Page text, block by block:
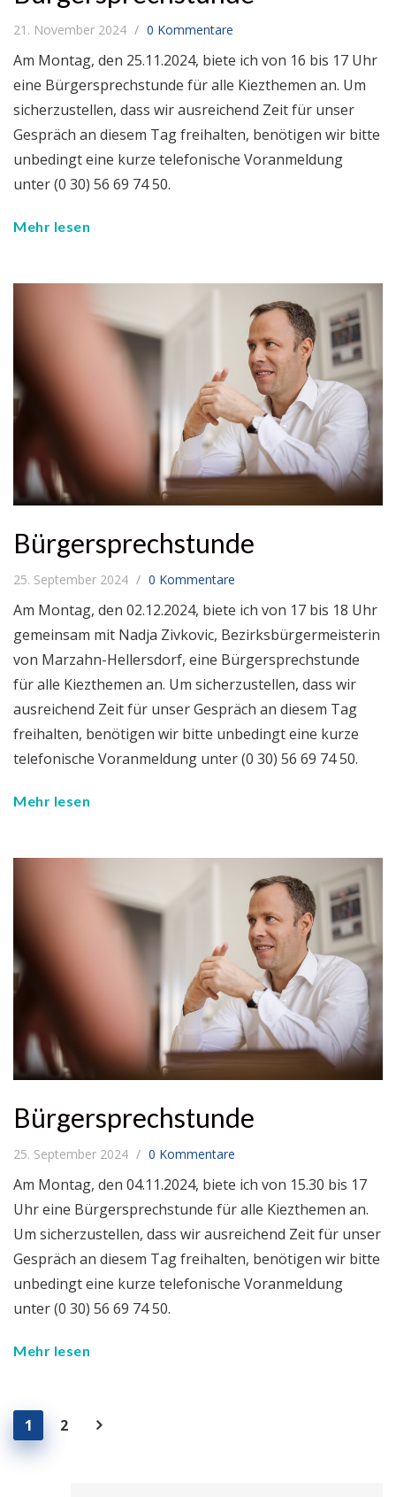
21. November 2024 0 Kommentare
Am Montag, den 25.11.2024, biete ich von 16 bis 17 Uhr
eine Bürgersprechstunde für alle Kiezthemen an. Um
sicherzustellen, dass wir ausreichend Zeit für unser
Gespräch an diesem Tag freihalten, benötigen wir bitte
unbedingt eine kurze telefonische Voranmeldung
unter (0 30) 56 69 74 50.
Mehr lesen
Bürgersprechstunde
25. September 2024 0 Kommentare
Am Montag, den 02.12.2024, biete ich von 17 bis 18 Uhr
gemeinsam mit Nadja Zivkovic, Bezirksbürgermeisterin
von Marzahn-Hellersdorf, eine Bürgersprechstunde
für alle Kiezthemen an. Um sicherzustellen, dass wir
ausreichend Zeit für unser Gespräch an diesem Tag
freihalten, benötigen wir bitte unbedingt eine kurze
telefonische Voranmeldung unter (0 30) 56 69 74 50.
Mehr lesen
Bürgersprechstunde
25. September 2024 0 Kommentare
Am Montag, den 04.11.2024, biete ich von 15.30 bis 17
Uhr eine Bürgersprechstunde für alle Kiezthemen an.
Um sicherzustellen, dass wir ausreichend Zeit für unser
Gespräch an diesem Tag freihalten, benötigen wir bitte
unbedingt eine kurze telefonische Voranmeldung
unter (0 30) 56 69 74 50.
Mehr lesen
1 2